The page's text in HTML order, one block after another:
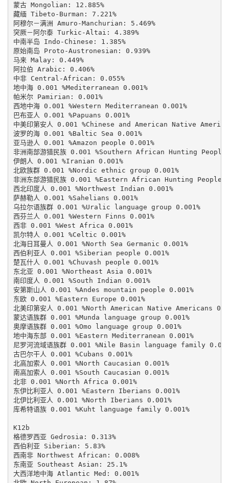
蒙古 Mongolian: 12.885%
藏缅 Tibeto-Burman: 7.221%
阿穆尔－满洲 Amuro-Manchurian: 5.469%
突厥－阿尔泰 Turkic-Altai: 4.389%
中南半岛 Indo-Chinese: 1.385%
原始南岛 Proto-Austronesian: 0.939%
马来 Malay: 0.449%
阿拉伯 Arabic: 0.406%
中非 Central-African: 0.055%
地中海 0.001 %Mediterranean 0.001%
帕米尔 Pamirian: 0.001%
西地中海 0.001 %Western Mediterranean 0.001%
巴布亚人 0.001 %Papuans 0.001%
中美印第安人 0.001 %Chinese and American Native
波罗的海 0.001 %Baltic Sea 0.001%
亚马逊人 0.001 %Amazon people 0.001%
非洲南部游猎民族 0.001 %Southern African Hunting
伊朗人 0.001 %Iranian 0.001%
北欧族群 0.001 %Nordic ethnic group 0.001%
非洲东部游猎民族 0.001 %Eastern African Hunting Peoples
西北印度人 0.001 %Northwest Indian 0.001%
萨赫勒人 0.001 %Sahelians 0.001%
乌拉尔语族群 0.001 %Uralic language group 0.001%
西芬兰人 0.001 %Western Finns 0.001%
西非 0.001 %West Africa 0.001%
凯尔特人 0.001 %Celtic 0.001%
北海日耳曼人 0.001 %North Sea Germanic 0.001%
西伯利亚人 0.001 %Siberian people 0.001%
楚瓦什人 0.001 %Chuvash people 0.001%
东北亚 0.001 %Northeast Asia 0.001%
南印度人 0.001 %South Indian 0.001%
安第斯山人 0.001 %Andes mountain people 0.001%
东欧 0.001 %Eastern Europe 0.001%
北美印第安人 0.001 %North American Native Americans
蒙达语族群 0.001 %Munda language group 0.001%
奥摩语族群 0.001 %Omo language group 0.001%
地中海东部 0.001 %Eastern Mediterranean 0.001%
尼罗河流域语族群 0.001 %Nile Basin language family
古巴尔干人 0.001 %Cubans 0.001%
北高加索人 0.001 %North Caucasian 0.001%
南高加索人 0.001 %South Caucasian 0.001%
北非 0.001 %North Africa 0.001%
东伊比利亚人 0.001 %Eastern Iberians 0.001%
北伊比利亚人 0.001 %North Iberians 0.001%
库希特语族 0.001 %Kuht language family 0.001%
K12b
格德罗西亚 Gedrosia: 0.313%
西伯利亚 Siberian: 5.83%
西南非 Northwest African: 0.008%
东南亚 Southeast Asian: 25.1%
大西洋地中海 Atlantic Med: 0.001%